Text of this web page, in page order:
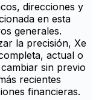
direcciones y
en esta
generales.
la precisión, Xe
actual o
sin previo
recientes
financieras.